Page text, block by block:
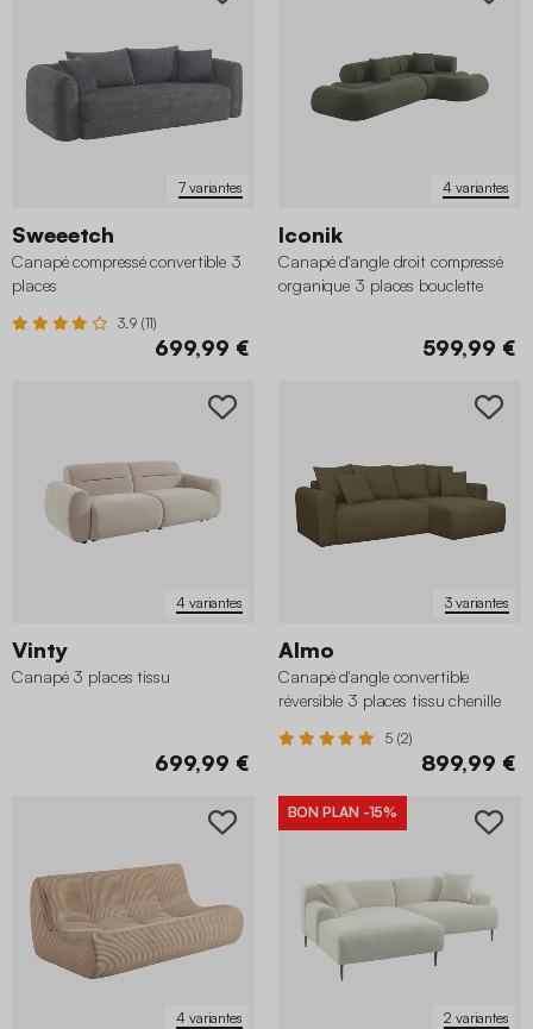
7 variantes
Sweeetch
Canapé compressé convertible 3
places
3.9 (11)
699,99 €
4 variantes
Iconik
Canapé d'angle droit compressé
organique 3 places bouclette
599,99 €
4 variantes
Vinty
Canapé 3 places tissu
699,99 €
3 variantes
Almo
Canapé d'angle convertible
réversible 3 places tissu chenille
5 (2)
899,99 €
4 variantes 2 variantes
BON PLAN -15%